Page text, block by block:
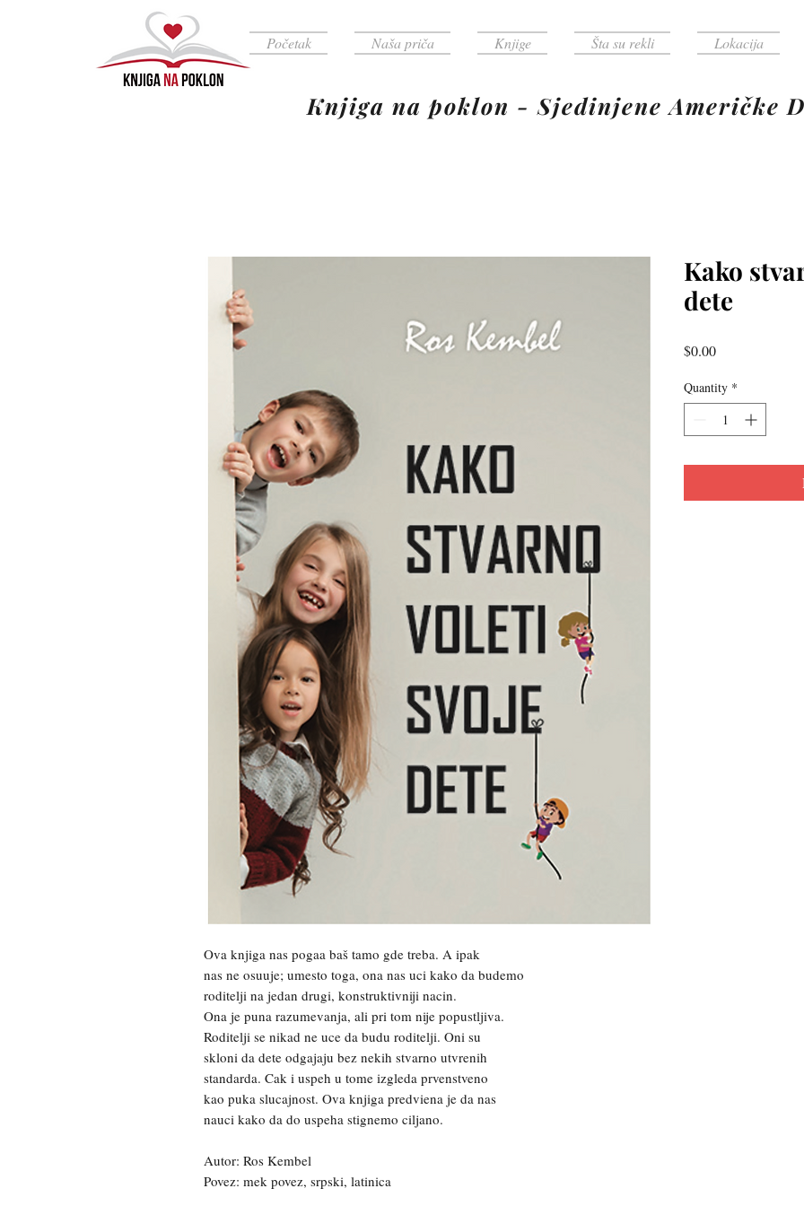
Početak Naša priča Knjige Šta su rekli Lokacija
Knjiga na poklon - Sjedinjene Američke
Ova knjiga nas pogaa baš tamo gde treba. A ipak
nas ne osuuje; umesto toga, ona nas uci kako da budemo
roditelji na jedan drugi, konstruktivniji nacin.
Ona je puna razumevanja, ali pri tom nije popustljiva.
Roditelji se nikad ne uce da budu roditelji. Oni su
skloni da dete odgajaju bez nekih stvarno utvrenih
standarda. Cak i uspeh u tome izgleda prvenstveno
kao puka slucajnost. Ova knjiga predviena je da nas
nauci kako da do uspeha stignemo ciljano.
Autor: Ros Kembel
Povez: mek povez, srpski, latinica
Kako
dete
$0.00Price
Quantity *